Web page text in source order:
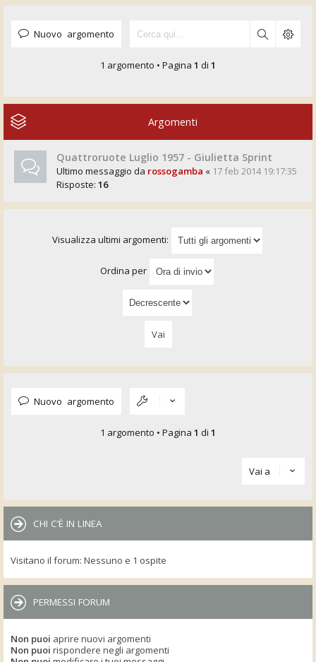
Nuovo argomento
1 argomento • Pagina 1 di 1
Argomenti
Quattroruote Luglio 1957 - Giulietta Sprint
Ultimo messaggio da rossogamba « 17 feb 2014 19:17:35
Risposte: 16
Visualizza ultimi argomenti:
Ordina per
Nuovo argomento
1 argomento • Pagina 1 di 1
Vai a
CHI C’È IN LINEA
Visitano il forum: Nessuno e 1 ospite
PERMESSI FORUM
Non puoi aprire nuovi argomenti
Non puoi rispondere negli argomenti